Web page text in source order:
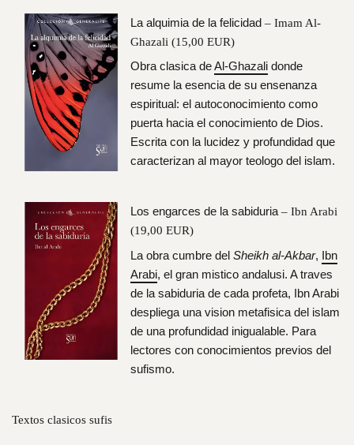
La alquimia de la felicidad – Imam Al-
Ghazali (15,00 EUR)
Obra clasica deAl-Ghazali donde
resume la esencia de su ensenanza
espiritual: el autoconocimiento como
puerta hacia el conocimiento de Dios.
Escrita con la lucidez y profundidad que
caracterizan al mayor teologo del islam.
Los engarces de la sabiduria – Ibn Arabi
(19,00 EUR)
La obra cumbre del Sheikh al-Akbar, Ibn
Arabi, el gran mistico andalusi. A traves
de la sabiduria de cada profeta, Ibn Arabi
despliega una vision metafisica del islam
de una profundidad inigualable. Para
lectores con conocimientos previos del
sufismo.
Textos clasicos sufis